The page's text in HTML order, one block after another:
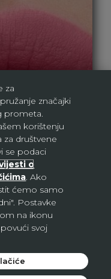
za
značajki
prometa.
korištenju
za društvene
se podaci
o
. Ako
ćemo samo
Postavke
na ikonu
svoj